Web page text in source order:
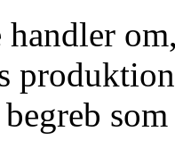
handler